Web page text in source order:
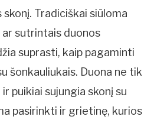
Tradiciškai siūloma
sutrintais duonos
suprasti, kaip pagaminti
šonkauliukais. Duona ne tik
puikiai sujungia skonį su
pasirinkti ir grietinę, kurios